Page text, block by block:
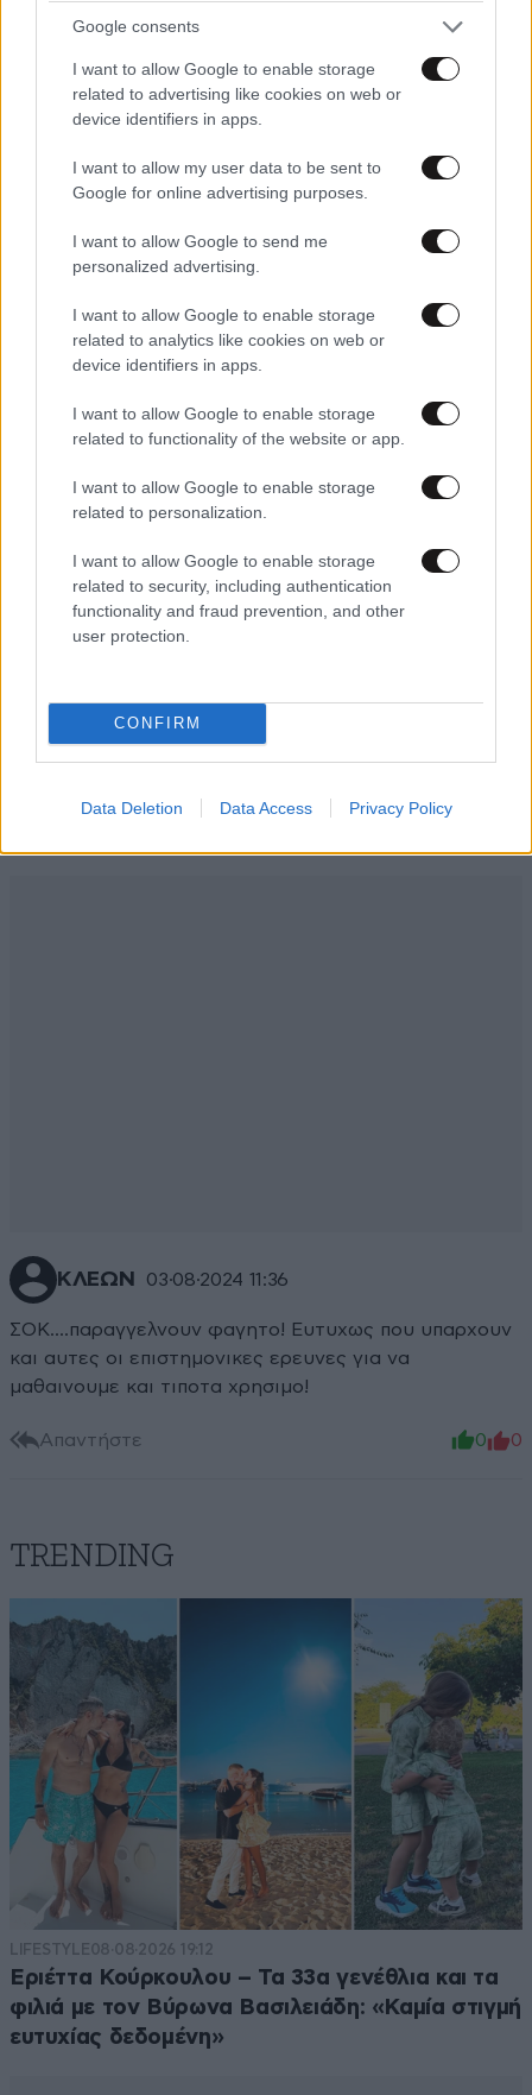
Google consents
I want to allow Google to enable storage
related to advertising like cookies on web or
device identifiers in apps.
I want to allow my user data to be sent to
Google for online advertising purposes.
I want to allow Google to send me
personalized advertising.
I want to allow Google to enable storage
related to analytics like cookies on web or
device identifiers in apps.
I want to allow Google to enable storage
related to functionality of the website or app.
I want to allow Google to enable storage
related to personalization.
I want to allow Google to enable storage
related to security, including authentication
functionality and fraud prevention, and other
user protection.
CONFIRM
Data Deletion Data Access Privacy Policy
ΣΧΌΛΙΑ ΑΝΑΓΝΩΣΤΏΝ
ΠΡΟΣΘΕΣΤΕ ΤΟ ΣΧΟΛΙΟ ΣΑΣ
Xαρακτήρες: 0/1000
ΠΡΟΣΘΗΚΗ
Φαγητό; 03·08·2024 15:08
Βάλτε και καφέ!
Απαντήστε
ΚΛΕΩΝ 03·08·2024 11:36
ΣΟΚ....παραγγελνουν φαγητο! Ευτυχως που υπαρχουν
και αυτες οι επιστημονικες ερευνες για να
μαθαινουμε και τιποτα χρησιμο!
Απαντήστε 0 0
TRENDING
LIFESTYLE08·08·2026 19:12
Εριέττα Κούρκουλου – Τα 33α γενέθλια και τα
φιλιά με τον Βύρωνα Βασιλειάδη: «Καμία στιγμή
ευτυχίας δεδομένη»